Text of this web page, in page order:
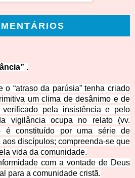
.
o “atraso da parúsia” tenha criado
um clima de desânimo e de
verificado pela insistência e pelo
vigilância ocupa no relato (vv.
é constituído por uma série de
discípulos; compreenda-se que
vida da comunidade.
com a vontade de Deus
para a comunidade cristã.